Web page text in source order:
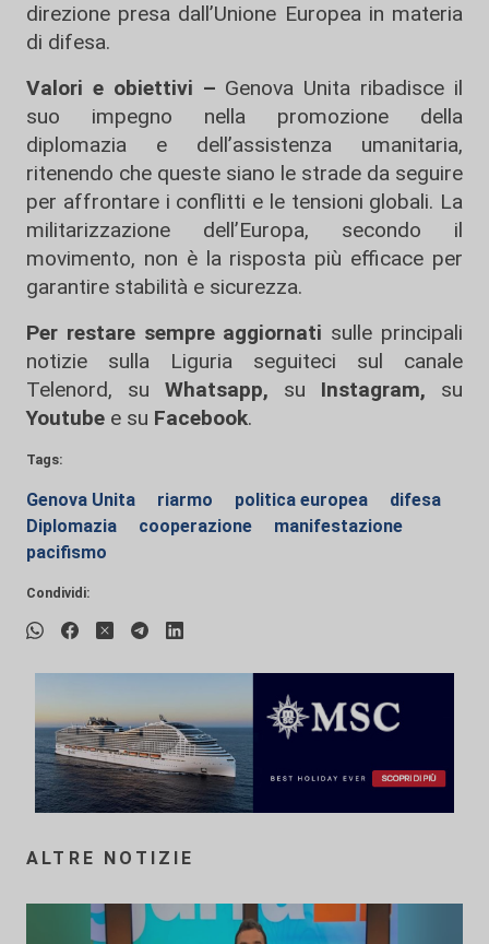
direzione presa dall’Unione Europea in materia
di difesa.
Valori e obiettivi – Genova Unita ribadisce il
suo impegno nella promozione della
diplomazia e dell’assistenza umanitaria,
ritenendo che queste siano le strade da seguire
per affrontare i conflitti e le tensioni globali. La
militarizzazione dell’Europa, secondo il
movimento, non è la risposta più efficace per
garantire stabilità e sicurezza.
Per restare sempre aggiornati sulle principali
notizie sulla Liguria seguiteci sul canale
Telenord, su
Whatsapp, su Instagram, su
Youtube e su Facebook.
Tags:
Genova Unita riarmo politica europea
difesa
Diplomazia
cooperazione
manifestazione
pacifismo
Condividi:
ALTRE NOTIZIE